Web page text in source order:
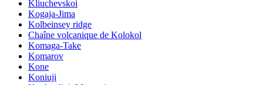
Kliuchevskoi
Kogaja-Jima
Kolbeinsey ridge
Chaîne volcanique de Kolokol
Komaga-Take
Komarov
Kone
Koniuji